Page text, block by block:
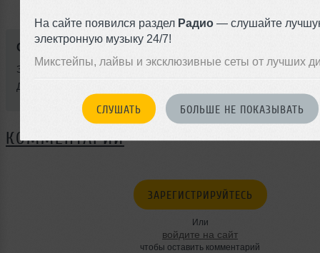
На сайте появился раздел Радио — слушайте
электронную музыку 24/7!
Микстейпы, лайвы и эксклюзивные сеты от лучших
СЛУШАТЬ БОЛЬШЕ НЕ ПОКАЗЫВАТЬ
Стили: Hip-Hop Trap
Записан: 11 февраля 2023
Добавлен: 27 февраля 2023, 18:21
КОММЕНТАРИИ
ЗАРЕГИСТРИРУЙТЕСЬ
Или
войдите на сайт
чтобы оставить комментарий